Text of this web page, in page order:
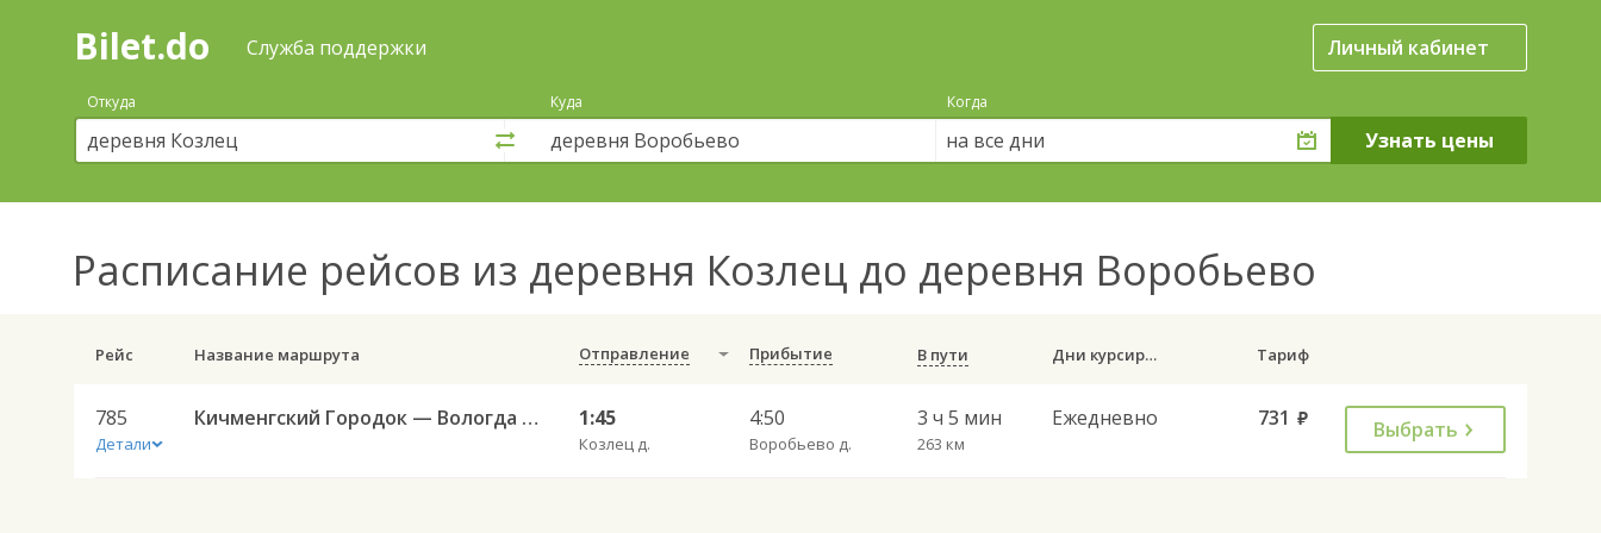
Поиск
покупка
билетов
автобус
онлайн
Bilet.do Служба поддержки Личный кабинет
Откуда Куда Когда
на все дни
Расписание рейсов из деревня Козлец до деревня Воробьево
Рейс Название маршрута Отправление Прибытие В пути Дни курсирования Тариф
785
Детали
Кичменгский Городок — Вологда АВ 785 1:45
Козлец д.
4:50
Воробьево д.
3 ч 5 мин
263 км
Ежедневно 731 руб. Выбрать